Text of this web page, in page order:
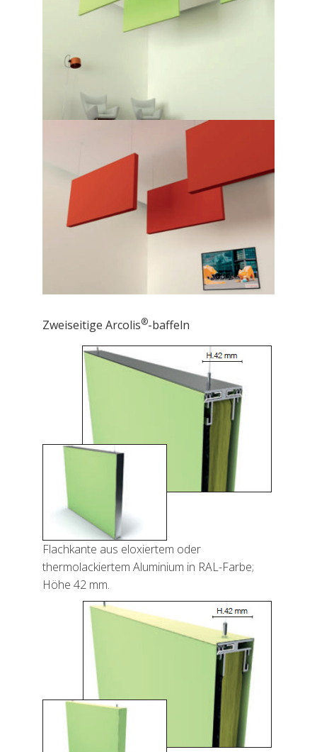
Zweiseitige Arcolis®-baffeln
Flachkante aus eloxiertem oder
thermolackiertem Aluminium in RAL-Farbe;
Höhe 42 mm.